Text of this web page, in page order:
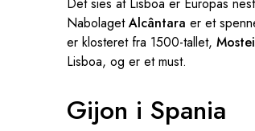
NabolagetAlcântara er et
er klosteret fra 1500-tallet,
Lisboa, og er et must.
Gijon i Spania